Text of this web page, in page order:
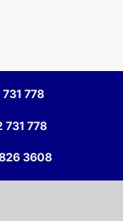
778
731 778
3608